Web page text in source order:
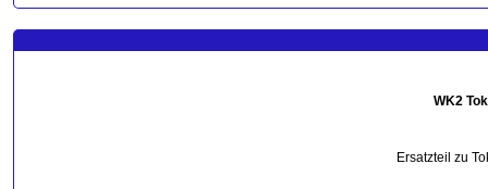
WK2 T
Ersatzteil zu